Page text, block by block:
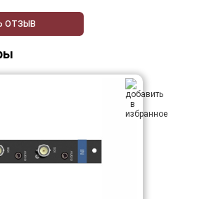
ОТЗЫВ